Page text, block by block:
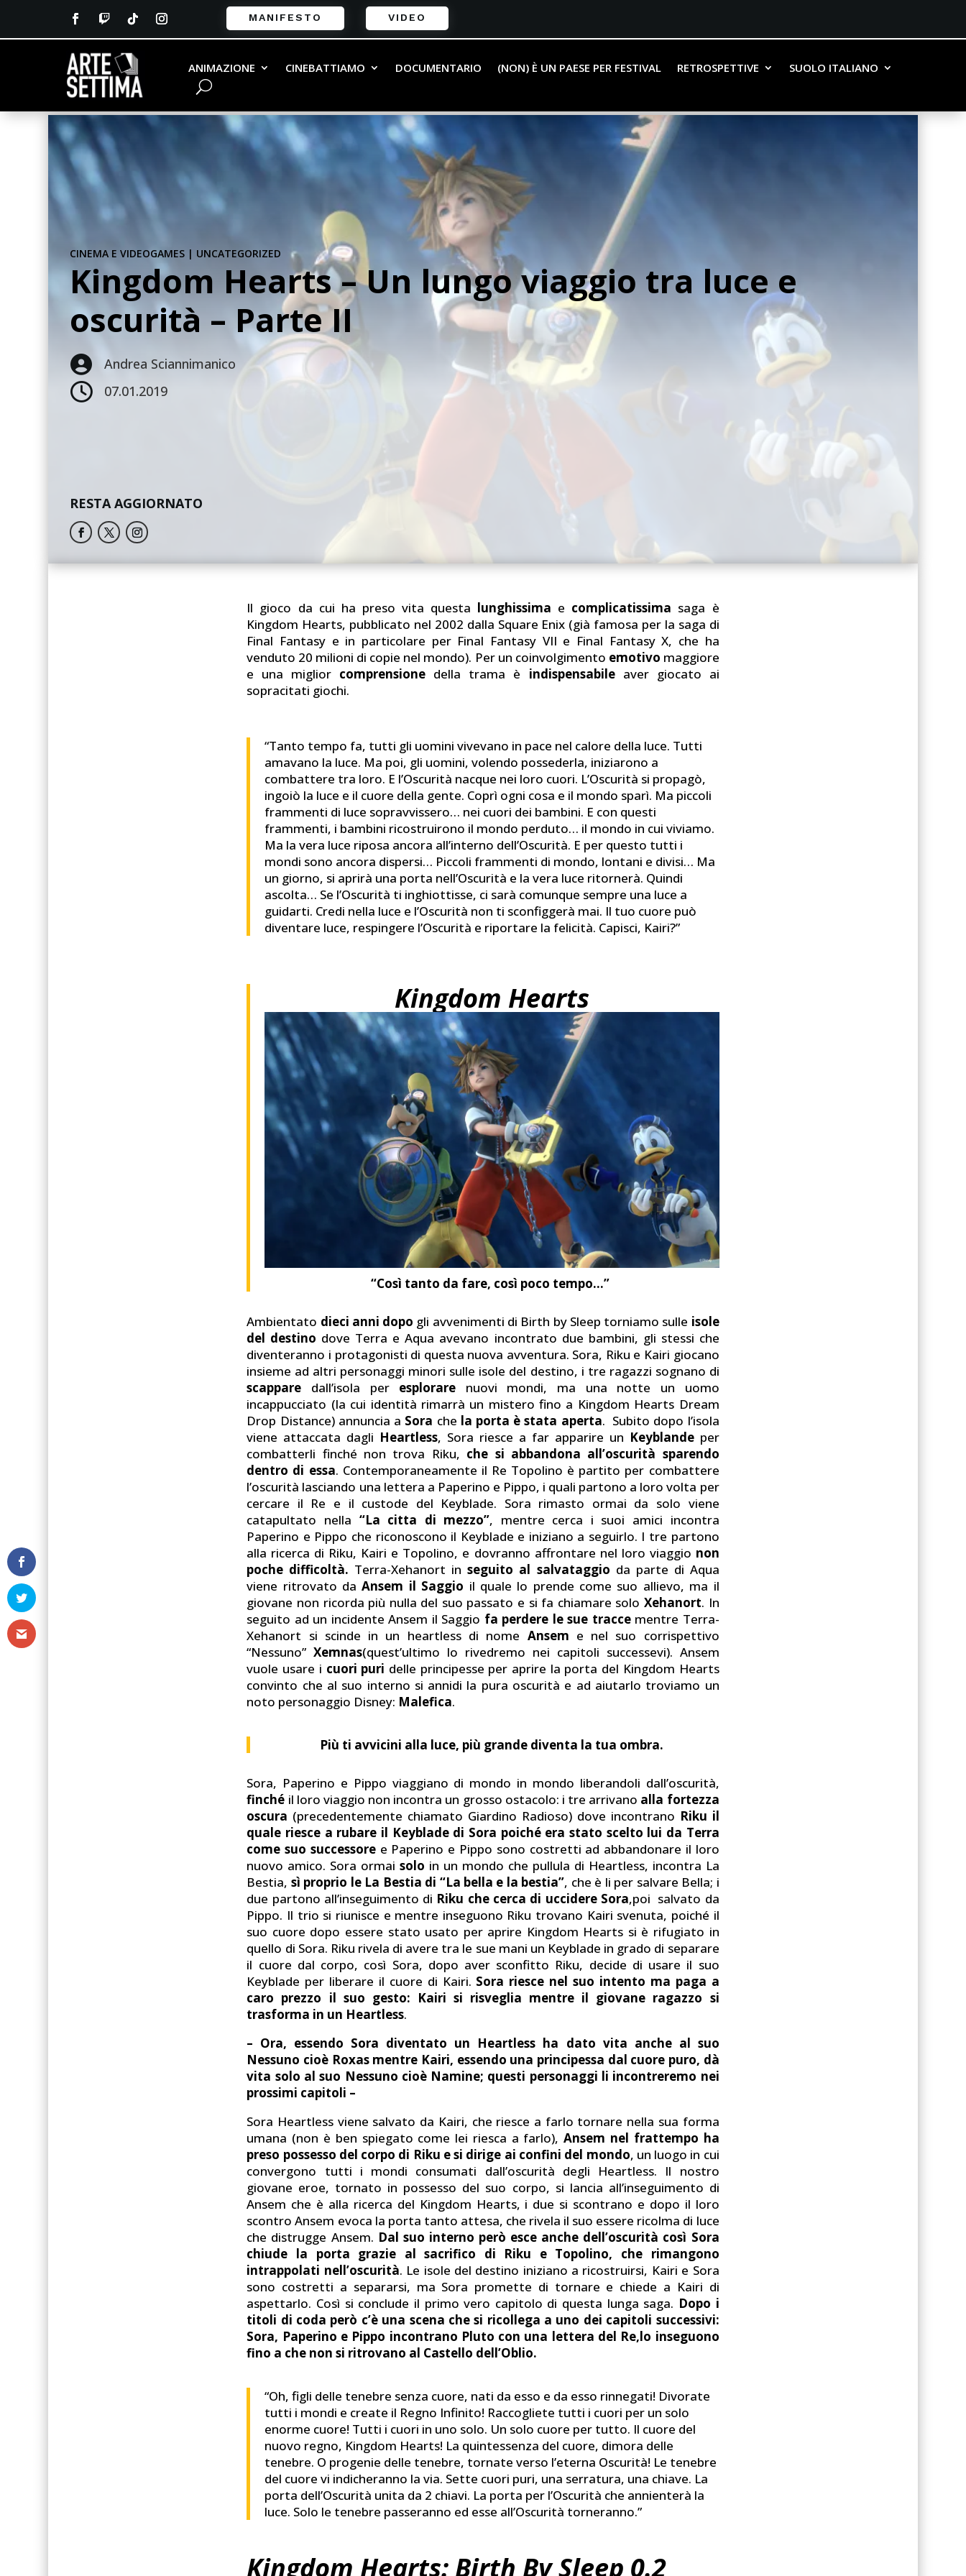
MANIFESTO VIDEO
ANIMAZIONE CINEBATTIAMO DOCUMENTARIO (NON) È UN PAESE PER FESTIVAL RETROSPETTIVE SUOLO ITALIANO
CINEMA E VIDEOGAMES | UNCATEGORIZED
Kingdom Hearts – Un lungo viaggio tra luce e
oscurità – Parte II
 Andrea Sciannimanico
 07.01.2019
RESTA AGGIORNATO
Il gioco da cui ha preso vita questa lunghissima e complicatissima saga è
Kingdom Hearts, pubblicato nel 2002 dalla Square Enix (già famosa per la saga di
Final Fantasy e in particolare per Final Fantasy VII e Final Fantasy X, che ha
venduto 20 milioni di copie nel mondo). Per un coinvolgimento emotivo maggiore
e una miglior comprensione della trama è indispensabileaver giocato ai
sopracitati giochi.
“Tanto tempo fa, tutti gli uomini vivevano in pace nel calore della luce. Tutti
amavano la luce. Ma poi, gli uomini, volendo possederla, iniziarono a
combattere tra loro. E l’Oscurità nacque nei loro cuori. L’Oscurità si propagò,
ingoiò la luce e il cuore della gente. Coprì ogni cosa e il mondo sparì. Ma piccoli
frammenti di luce sopravvissero… nei cuori dei bambini. E con questi
frammenti, i bambini ricostruirono il mondo perduto… il mondo in cui viviamo.
Ma la vera luce riposa ancora all’interno dell’Oscurità. E per questo tutti i
mondi sono ancora dispersi… Piccoli frammenti di mondo, lontani e divisi… Ma
un giorno, si aprirà una porta nell’Oscurità e la vera luce ritornerà. Quindi
ascolta… Se l’Oscurità ti inghiottisse, ci sarà comunque sempre una luce a
guidarti. Credi nella luce e l’Oscurità non ti sconfiggerà mai. Il tuo cuore può
diventare luce, respingere l’Oscurità e riportare la felicità. Capisci, Kairi?”
Kingdom Hearts
“Così tanto da fare, così poco tempo…”
Ambientato dieci anni dopo gli avvenimenti di Birth by Sleep torniamo sulle isole
del destino dove Terra e Aqua avevano incontrato due bambini, gli stessi che
diventeranno i protagonisti di questa nuova avventura. Sora, Riku e Kairi giocano
insieme ad altri personaggi minori sulle isole del destino, i tre ragazzi sognano di
scappare dall’isola per esplorare nuovi mondi, ma una notte un uomo
incappucciato (la cui identità rimarrà un mistero fino a Kingdom Hearts Dream
Drop Distance) annuncia a Sora che la porta è stata aperta. Subito dopo l’isola
viene attaccata dagli Heartless, Sora riesce a far apparire un Keyblandeper
combatterli finché non trova Riku, che si abbandona all’oscurità sparendo
dentro di essa. Contemporaneamente il Re Topolino è partito per combattere
l’oscurità lasciando una lettera a Paperino e Pippo, i quali partono a loro volta per
cercare il Re e il custode del Keyblade. Sora rimasto ormai da solo viene
catapultato nella “La citta di mezzo”, mentre cerca i suoi amici incontra
Paperino e Pippo che riconoscono il Keyblade e iniziano a seguirlo. I tre partono
alla ricerca di Riku, Kairi e Topolino, e dovranno affrontare nel loro viaggio non
poche difficoltà. Terra-Xehanort inseguito al salvataggio da parte di Aqua
viene ritrovato da Ansem il Saggio il quale lo prende come suo allievo, ma il
giovane non ricorda più nulla del suo passato e si fa chiamare solo Xehanort. In
seguito ad un incidente Ansem il Saggio fa perdere le sue traccementre Terra-
Xehanort si scinde in un heartless di nome Ansem e nel suo corrispettivo
“Nessuno”Xemnas(quest’ultimo lo rivedremo nei capitoli successevi). Ansem
vuole usare i cuori puri delle principesse per aprire la porta del Kingdom Hearts
convinto che al suo interno si annidi la pura oscurità e ad aiutarlo troviamo un
noto personaggio Disney: Malefica.
Più ti avvicini alla luce, più grande diventa la tua ombra.
Sora, Paperino e Pippo viaggiano di mondo in mondo liberandoli dall’oscurità,
finché il loro viaggio non incontra un grosso ostacolo: i tre arrivano alla fortezza
oscura (precedentemente chiamato Giardino Radioso) dove incontrano Riku il
quale riesce a rubare il Keyblade di Sora poiché era stato scelto lui da Terra
come suo successoree Paperino e Pippo sono costretti ad abbandonare il loro
nuovo amico. Sora ormaisolo in un mondo che pullula di Heartless, incontra La
Bestia, sì proprio le La Bestia di “La bella e la bestia”, che è li per salvare Bella; i
due partono all’inseguimento di Riku che cerca di uccidere Sora,poi salvato da
Pippo. Il trio si riunisce e mentre inseguono Riku trovano Kairi svenuta, poiché il
suo cuore dopo essere stato usato per aprire Kingdom Hearts si è rifugiato in
quello di Sora. Riku rivela di avere tra le sue mani un Keyblade in grado di separare
il cuore dal corpo, così Sora, dopo aver sconfitto Riku, decide di usare il suo
Keyblade per liberare il cuore di Kairi. Sora riesce nel suo intento ma paga a
caro prezzo il suo gesto: Kairi si risveglia mentre il giovane ragazzo si
trasforma in un Heartless.
– Ora, essendo Sora diventato un Heartless ha dato vita anche al suo
Nessuno cioè Roxas mentre Kairi, essendo una principessa dal cuore puro, dà
vita solo al suo Nessuno cioè Namine; questi personaggi li incontreremo nei
prossimi capitoli –
Sora Heartless viene salvato da Kairi, che riesce a farlo tornare nella sua forma
umana (non è ben spiegato come lei riesca a farlo),Ansem nel frattempo ha
preso possesso del corpo di Riku e si dirige ai confini del mondo, un luogo in cui
convergono tutti i mondi consumati dall’oscurità degli Heartless. Il nostro
giovane eroe, tornato in possesso del suo corpo, si lancia all’inseguimento di
Ansem che è alla ricerca del Kingdom Hearts, i due si scontrano e dopo il loro
scontro Ansem evoca la porta tanto attesa, che rivela il suo essere ricolma di luce
che distrugge Ansem. Dal suo interno però esce anche dell’oscurità così Sora
chiude la porta grazie al sacrifico di Riku e Topolino, che rimangono
intrappolati nell’oscurità. Le isole del destino iniziano a ricostruirsi, Kairi e Sora
sono costretti a separarsi, ma Sora promette di tornare e chiede a Kairi di
aspettarlo. Così si conclude il primo vero capitolo di questa lunga saga. Dopo i
titoli di coda però c’è una scena che si ricollega a uno dei capitoli successivi:
Sora, Paperino e Pippo incontrano Pluto con una lettera del Re,lo inseguono
fino a che non si ritrovano al Castello dell’Oblio.
“Oh, figli delle tenebre senza cuore, nati da esso e da esso rinnegati! Divorate
tutti i mondi e create il Regno Infinito! Raccogliete tutti i cuori per un solo
enorme cuore! Tutti i cuori in uno solo. Un solo cuore per tutto. Il cuore del
nuovo regno, Kingdom Hearts! La quintessenza del cuore, dimora delle
tenebre. O progenie delle tenebre, tornate verso l’eterna Oscurità! Le tenebre
del cuore vi indicheranno la via. Sette cuori puri, una serratura, una chiave. La
porta dell’Oscurità unita da 2 chiavi. La porta per l’Oscurità che annienterà la
luce. Solo le tenebre passeranno ed esse all’Oscurità torneranno.”
Kingdom Hearts: Birth By Sleep 0.2